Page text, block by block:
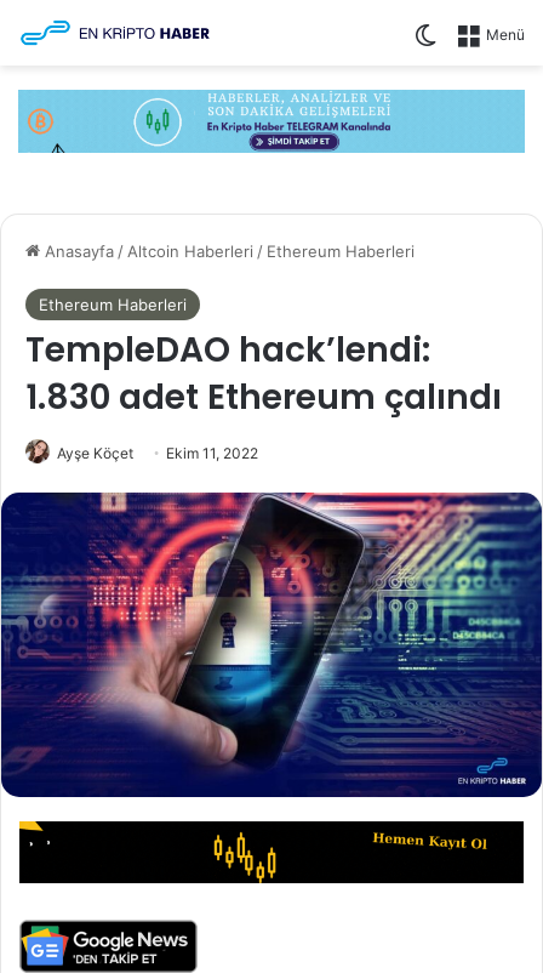
Menü
Dış
Anasayfa / Altcoin Haberleri / Ethereum Haberleri
Ethereum Haberleri
TempleDAO hack’lendi:
1.830 adet Ethereum çalındı
Ayşe Köçet Ekim 11, 2022